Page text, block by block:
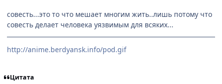
совесть...это то что мешает многим жить..лишь потому что
совесть делает человека уязвимым для всяких...
http://anime.berdyansk.info/pod.gif
Цитата